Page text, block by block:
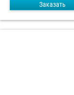
Заказать